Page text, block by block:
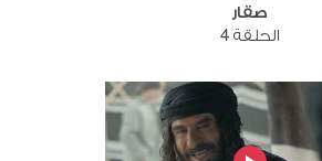
صقار
الحلقة 4